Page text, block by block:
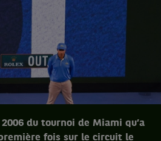
du tournoi de Miami qu’a
fois sur le circuit le